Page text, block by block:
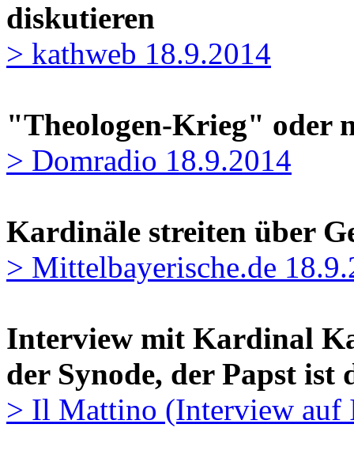
diskutieren
> kathweb 18.9.2014
"Theologen-Krieg" oder
> Domradio 18.9.2014
Kardinäle streiten über
> Mittelbayerische.de
Interview mit Kardinal
der Synode, der Papst ist
> Il Mattino (Interview auf